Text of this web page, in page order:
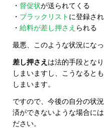
・ 督促状が送られてくる
・ ブラックリスト に登録さ
・ 給料が差し押さえ られる
最悪、このような状況になっ
差し押さえ は法的手段とな
しまいますし、こうなると
しまいます。
ですので、今後の自分の状
済ができないような場合に
ださい。